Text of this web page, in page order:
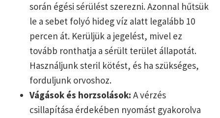
során égési sérülést szerezni. Azonnal hűtsük
le a sebet folyó hideg víz alatt legalább 10
percen át. Kerüljük a jegelést, mivel ez
tovább ronthatja a sérült terület állapotát.
Használjunk steril kötést, és ha szükséges,
forduljunk orvoshoz.
Vágások és horzsolások: A vérzés
csillapítása érdekében nyomást gyakorolva